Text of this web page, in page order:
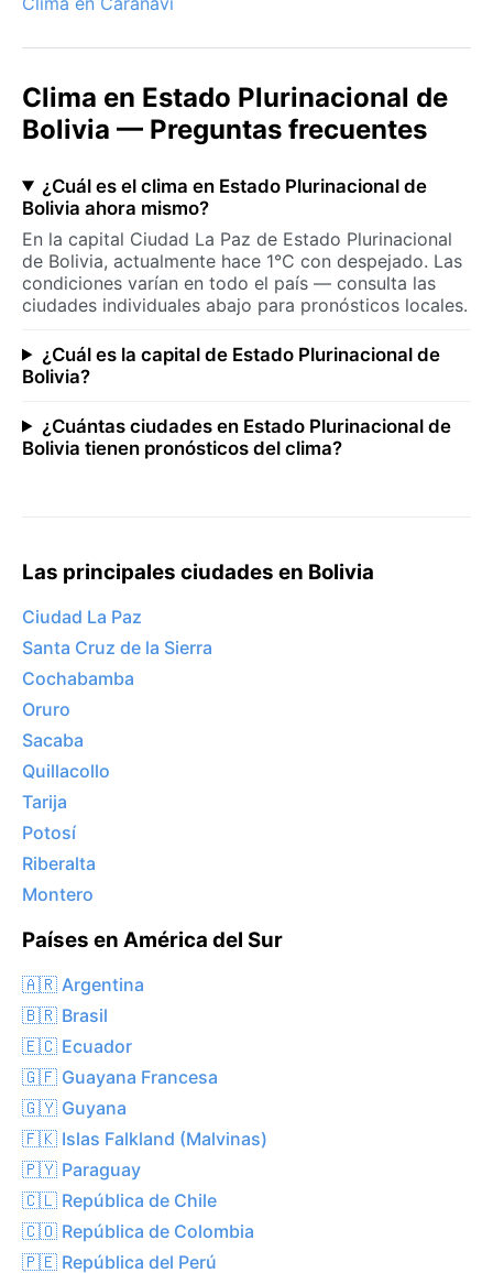
Clima en Estado Plurinacional de
Bolivia — Preguntas frecuentes
¿Cuál es el clima en Estado Plurinacional de
Bolivia ahora mismo?
En la capital Ciudad La Paz de Estado Plurinacional
de Bolivia, actualmente hace 1°C con despejado. Las
condiciones varían en todo el país — consulta las
ciudades individuales abajo para pronósticos locales.
¿Cuál es la capital de Estado Plurinacional de
Bolivia?
¿Cuántas ciudades en Estado Plurinacional de
Bolivia tienen pronósticos del clima?
Las principales ciudades en Bolivia
Ciudad La Paz
Santa Cruz de la Sierra
Cochabamba
Oruro
Sacaba
Quillacollo
Tarija
Potosí
Riberalta
Montero
Países en América del Sur
🇦🇷 Argentina
🇧🇷 Brasil
🇪🇨 Ecuador
🇬🇫 Guayana Francesa
🇬🇾 Guyana
🇫🇰 Islas Falkland (Malvinas)
🇵🇾 Paraguay
🇨🇱 República de Chile
🇨🇴 República de Colombia
🇵🇪 República del Perú